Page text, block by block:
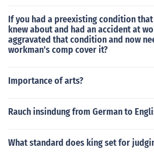
If you had a preexisting condition
knew about and had an accident at
aggravated that condition and now
workman's comp cover it?
Importance of arts?
Rauch insindung from German to
What standard does king set for